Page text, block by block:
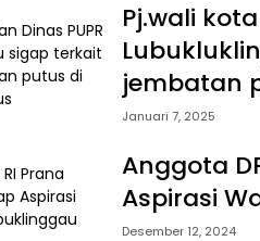
Pj.wali
jembatan
Januari 7, 2025
Anggota
Aspirasi
Desember 12, 2024